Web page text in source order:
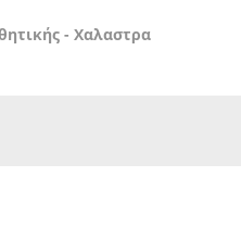
- Χαλαστρα